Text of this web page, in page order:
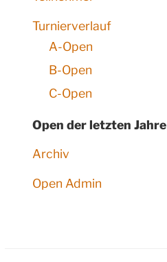
Turnierverlauf
A-Open
B-Open
C-Open
Open der letzten Jahre
Archiv
Open Admin